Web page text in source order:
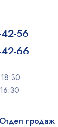
56
66
Отдел продаж